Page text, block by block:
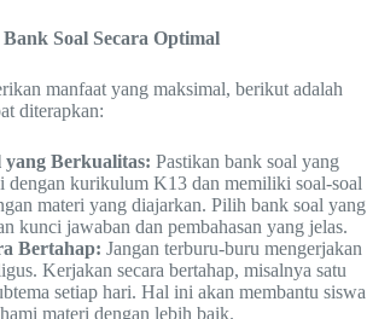
Soal Secara Optimal
manfaat yang maksimal, berikut adalah
diterapkan:
Berkualitas: Pastikan bank soal yang
dengan kurikulum K13 dan memiliki soal-soal
materi yang diajarkan. Pilih bank soal yang
kunci jawaban dan pembahasan yang jelas.
Bertahap: Jangan terburu-buru mengerjakan
Kerjakan secara bertahap, misalnya satu
setiap hari. Hal ini akan membantu siswa
materi dengan lebih baik.